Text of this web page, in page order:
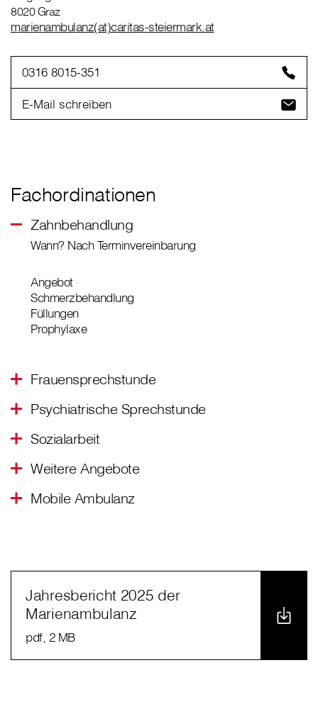
8020 Graz
marienambulanz(at)caritas-steiermark.at
0316 8015-351
E-Mail schreiben
Fachordinationen
Zahnbehandlung
Wann? Nach Terminvereinbarung
Angebot
Schmerzbehandlung
Füllungen
Prophylaxe
Frauensprechstunde
Psychiatrische Sprechstunde
Sozialarbeit
Weitere Angebote
Mobile Ambulanz
Jahresbericht 2025 der
Marienambulanz
pdf, 2 MB